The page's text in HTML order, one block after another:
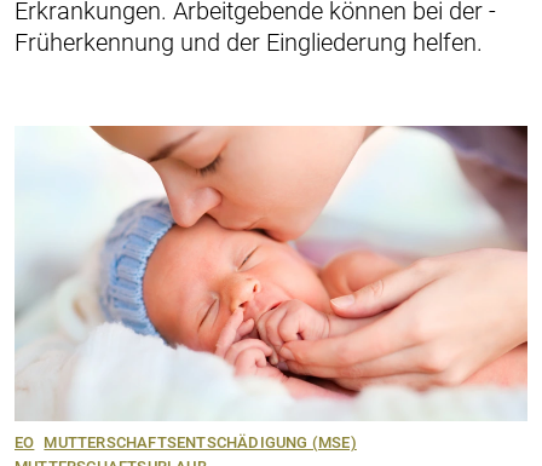
­Erkrankungen. Arbeitgebende können bei der ­
Früh­erkennung und der Eingliederung helfen.
EO MUTTERSCHAFTSENTSCHÄDIGUNG (MSE)